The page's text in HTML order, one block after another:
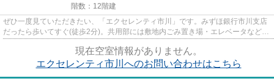
階数：12階建
ぜひ一度見ていただきたい、「エクセレンティ市川」です。みずほ銀行市川支店
だったら歩いてすぐ(徒歩2分)。共用部には敷地内ごみ置き場・エレベータなどが
現在空室情報がありません。
エクセレンティ市川へのお問い合わせはこちら